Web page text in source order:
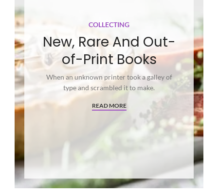
COLLECTING
New, Rare And Out-
of-Print Books
When an unknown printer took a galley of
type and scrambled it to make.
READ MORE